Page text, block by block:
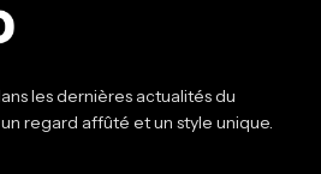
les dernières actualités du
regard affûté et un style unique.